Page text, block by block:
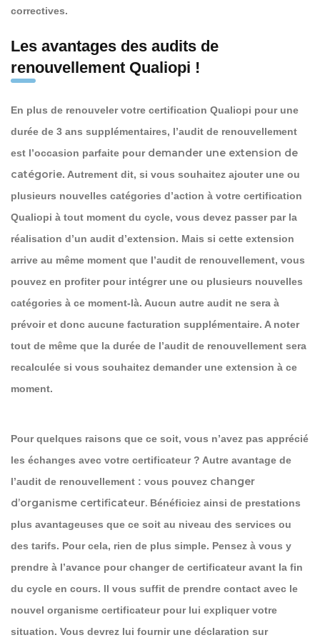
correctives.
Les avantages des audits de
renouvellement Qualiopi !
En plus de renouveler votre certification Qualiopi pour une
durée de 3 ans supplémentaires, l’audit de renouvellement
est l’occasion parfaite pour demander une extension de
catégorie. Autrement dit, si vous souhaitez ajouter une ou
plusieurs nouvelles catégories d’action à votre certification
Qualiopi à tout moment du cycle, vous devez passer par la
réalisation d’un audit d’extension. Mais si cette extension
arrive au même moment que l’audit de renouvellement, vous
pouvez en profiter pour intégrer une ou plusieurs nouvelles
catégories à ce moment-là. Aucun autre audit ne sera à
prévoir et donc aucune facturation supplémentaire. A noter
tout de même que la durée de l’audit de renouvellement sera
recalculée si vous souhaitez demander une extension à ce
moment.
Pour quelques raisons que ce soit, vous n’avez pas apprécié
les échanges avec votre certificateur ? Autre avantage de
l’audit de renouvellement : vous pouvez changer
d’organisme certificateur. Bénéficiez ainsi de prestations
plus avantageuses que ce soit au niveau des services ou
des tarifs. Pour cela, rien de plus simple. Pensez à vous y
prendre à l’avance pour changer de certificateur avant la fin
du cycle en cours. Il vous suffit de prendre contact avec le
nouvel organisme certificateur pour lui expliquer votre
situation. Vous devrez lui fournir une déclaration sur